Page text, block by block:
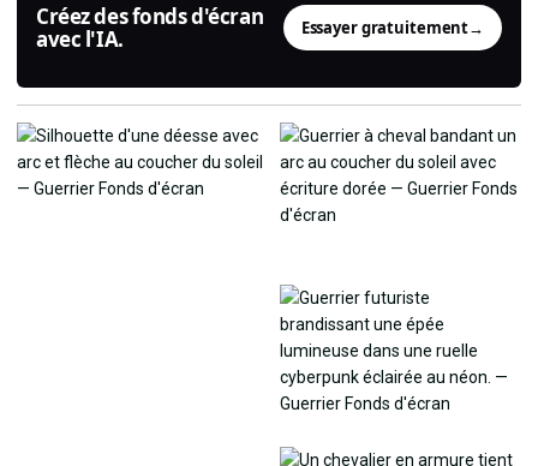
Créez des fonds d'écran
avec l'IA.
Essayer gratuitement→